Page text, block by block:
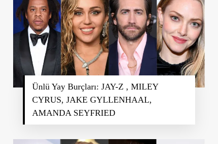
Ünlü Yay Burçları: JAY-Z , MILEY
CYRUS, JAKE GYLLENHAAL,
AMANDA SEYFRIED